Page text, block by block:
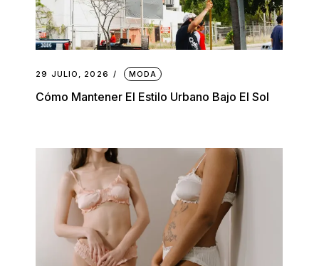
29 JULIO, 2026 MODA
Cómo Mantener El Estilo Urbano Bajo El Sol